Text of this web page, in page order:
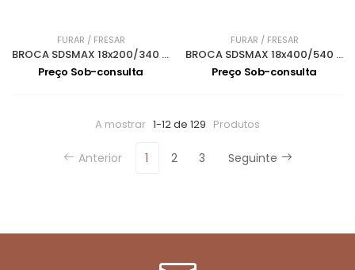
FURAR / FRESAR
BROCA SDSMAX 18x200/340 MAK4 P-77774
Preço Sob-consulta
FURAR / FRESAR
BROCA SDSMAX 18x400/540 MAK4 P-77780
Preço Sob-consulta
A mostrar 1-12 de 129 Produtos
Anterior 1 2 3 Seguinte